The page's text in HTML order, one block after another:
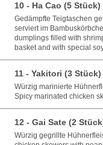
10 - Ha Cao (5 Stück)
Gedämpfte Teigtaschen
serviert im
dumplings filled with
basket and with special
11 - Yakitori (3 Stück)
Würzig marinierte
Spicy marinated chicken
12 - Gai Sate (2
Würzig gegrillte